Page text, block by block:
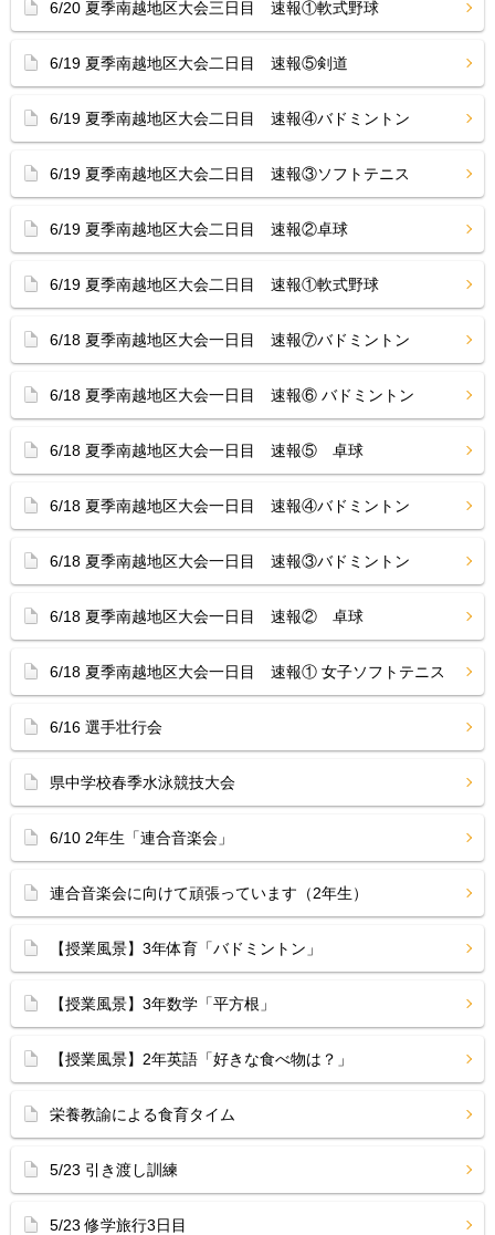
6/20 夏季南越地区大会三日目 速報①軟式野球
6/19 夏季南越地区大会二日目 速報⑤剣道
6/19 夏季南越地区大会二日目 速報④バドミントン
6/19 夏季南越地区大会二日目 速報③ソフトテニス
6/19 夏季南越地区大会二日目 速報②卓球
6/19 夏季南越地区大会二日目 速報①軟式野球
6/18 夏季南越地区大会一日目 速報⑦バドミントン
6/18 夏季南越地区大会一日目 速報⑥ バドミントン
6/18 夏季南越地区大会一日目 速報⑤ 卓球
6/18 夏季南越地区大会一日目 速報④バドミントン
6/18 夏季南越地区大会一日目 速報③バドミントン
6/18 夏季南越地区大会一日目 速報② 卓球
6/18 夏季南越地区大会一日目 速報① 女子ソフトテニス
6/16 選手壮行会
県中学校春季水泳競技大会
6/10 2年生「連合音楽会」
連合音楽会に向けて頑張っています（2年生）
【授業風景】3年体育「バドミントン」
【授業風景】3年数学「平方根」
【授業風景】2年英語「好きな食べ物は？」
栄養教諭による食育タイム
5/23 引き渡し訓練
5/23 修学旅行3日目